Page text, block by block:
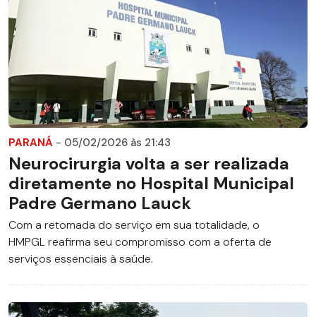
PARANÁ - 05/02/2026 às 21:43
Neurocirurgia volta a ser realizada
diretamente no Hospital Municipal
Padre Germano Lauck
Com a retomada do serviço em sua totalidade, o
HMPGL reafirma seu compromisso com a oferta de
serviços essenciais à saúde.